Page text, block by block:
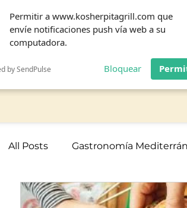
Permitir a www.kosherpitagrill.com que
envíe notificaciones push vía web a su
computadora.
by SendPulse Bloquear
Permitir a www.kosherpitagrill.com que
envíe notificaciones push vía web a su
computadora.
by SendPulse Bloquear
Panaderia y
All Posts Gastronomía